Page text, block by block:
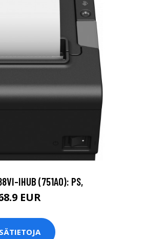
IHUB (751A0): PS,
EUR